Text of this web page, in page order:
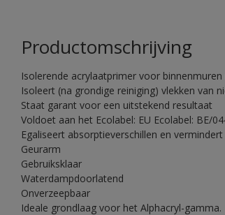
Productomschrijving
Isolerende acrylaatprimer voor
Isoleert (na grondige reiniging) vlekken van
Staat garant voor een uitstekend resultaat
Voldoet aan het Ecolabel: EU Ecolabel: BE/
Egaliseert absorptieverschillen en
Geurarm
Gebruiksklaar
Waterdampdoorlatend
Onverzeepbaar
Ideale grondlaag voor het Alphacryl-gamma.